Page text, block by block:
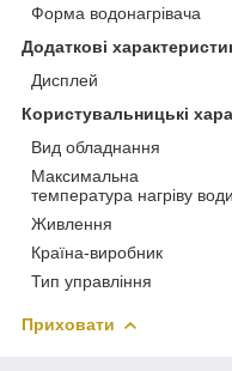
Форма водонагрівача
Додаткові
Дисплей
Користувальницькі
Вид обладнання
Максимальна
температура нагріву води
Живлення
Країна-виробник
Тип управління
Приховати